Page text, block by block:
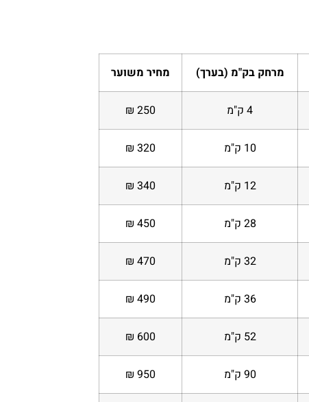
מרחק בק"מ (בערך) מחיר משוער
4 ק"מ 250 ₪
10 ק"מ 320 ₪
12 ק"מ 340 ₪
28 ק"מ 450 ₪
32 ק"מ 470 ₪
36 ק"מ 490 ₪
52 ק"מ 600 ₪
90 ק"מ 950 ₪